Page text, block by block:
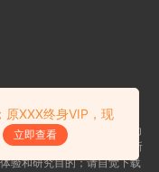
议与本站无关，如果您认为
版权者致最深歉意！本站所
验和研究目的；请自觉下载
原XXX终身VIP，现
立即查看